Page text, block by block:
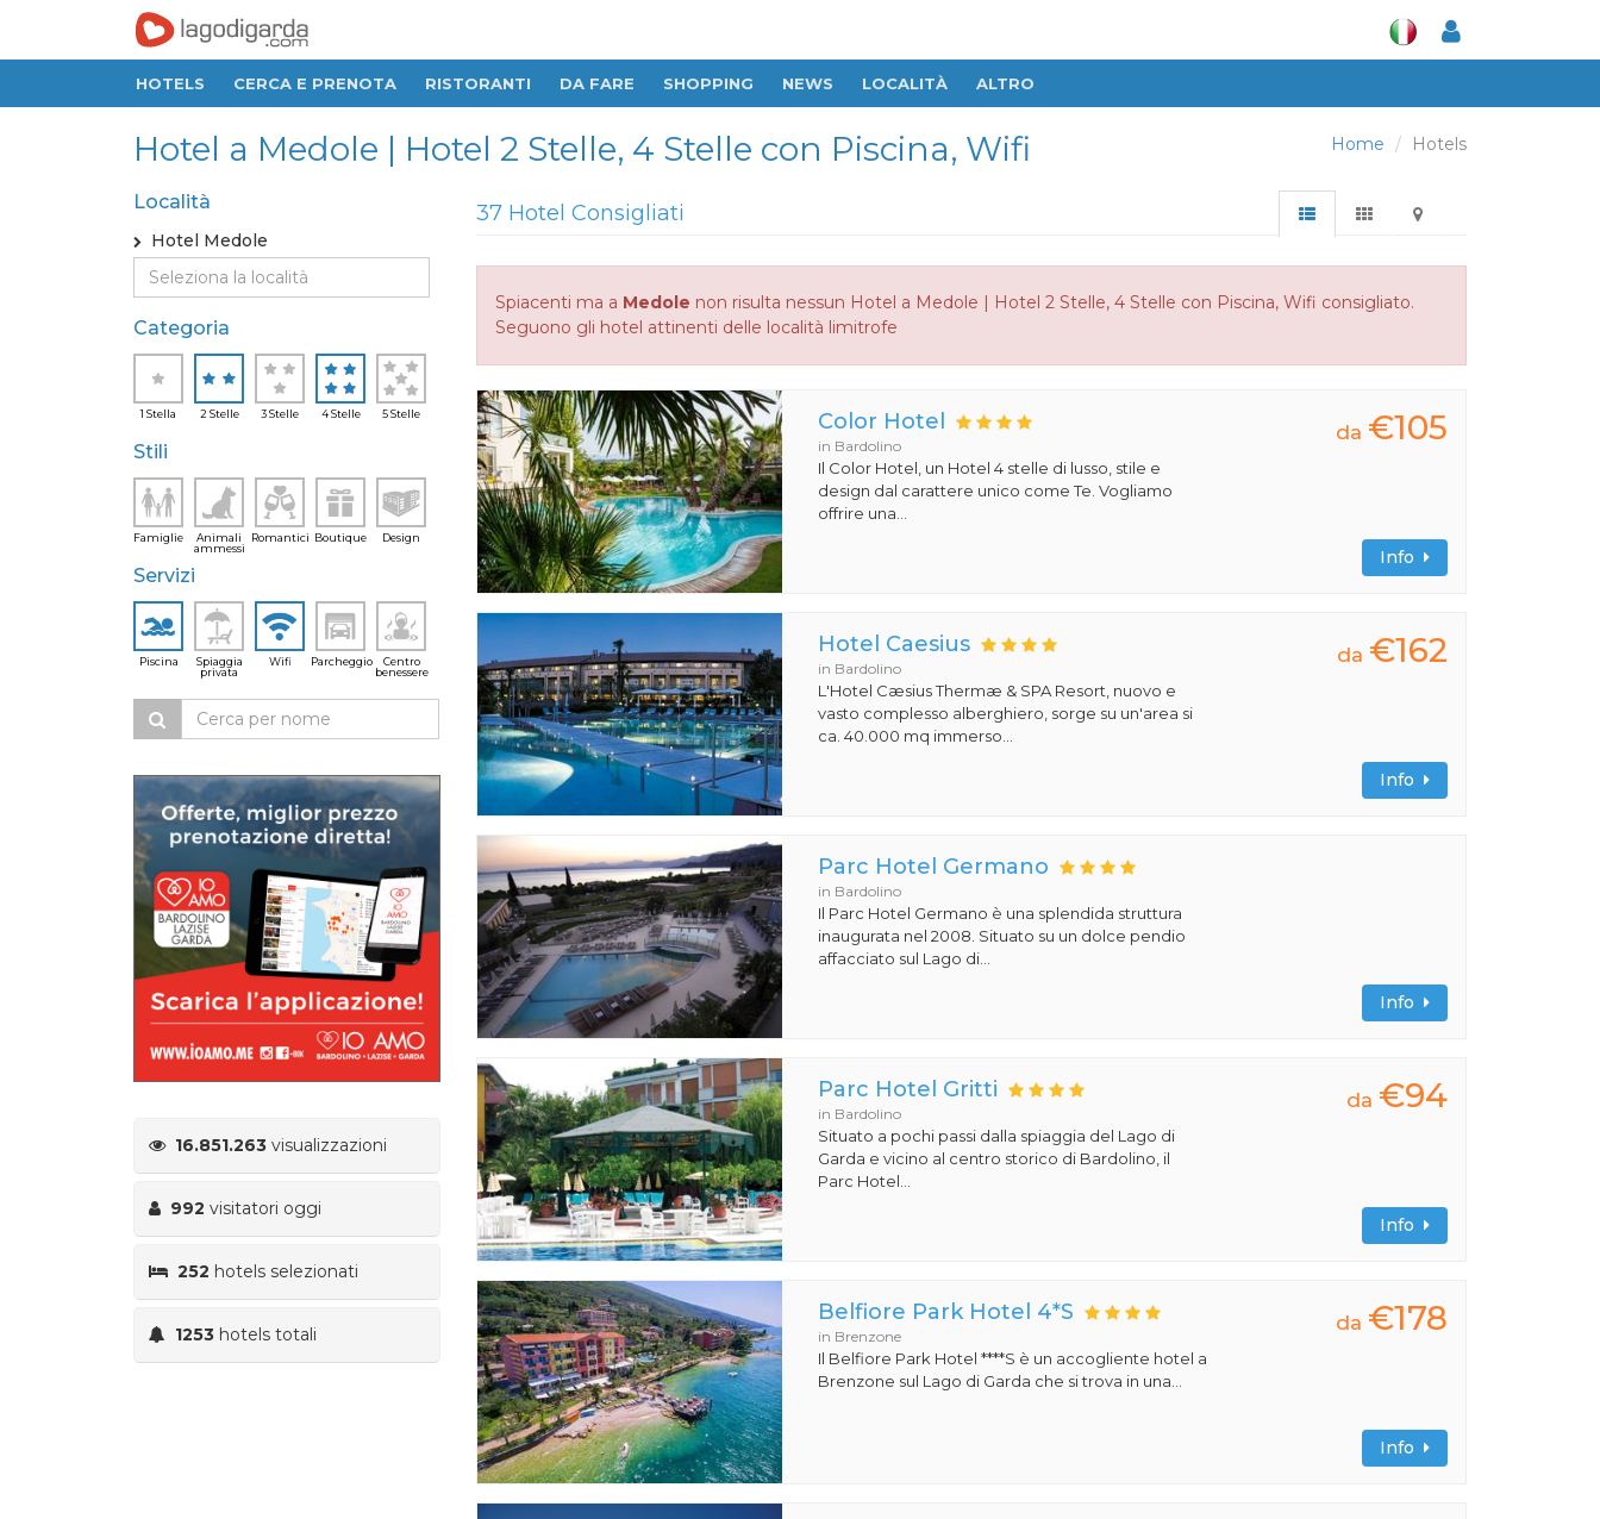
HOTELS CERCA E PRENOTA RISTORANTI DA FARE SHOPPING NEWS LOCALITÀ ALTRO
Home Hotels
Hotel a Medole | Hotel 2 Stelle, 4 Stelle con Piscina, Wifi
Località
Hotel Medole
Categoria
1 Stella 2 Stelle 3 Stelle 4 Stelle 5 Stelle
Stili
Famiglie
Animali
ammessi
Romantici Boutique Design
Servizi
Piscina
Spiaggia
privata
Wifi Parcheggio
Centro
benessere
16.851.263 visualizzazioni
992 visitatori oggi
252 hotels selezionati
1253 hotels totali
37 Hotel Consigliati
Spiacenti ma a Medole non risulta nessun Hotel a Medole | Hotel 2 Stelle, 4 Stelle con Piscina, Wifi consigliato.
Seguono gli hotel attinenti delle località limitrofe
Color Hotel
in Bardolino
Il Color Hotel, un Hotel 4 stelle di lusso, stile e
design dal carattere unico come Te. Vogliamo
offrire una...
da €105
Info
Hotel Caesius
in Bardolino
L'Hotel Cæsius Thermæ & SPA Resort, nuovo e
vasto complesso alberghiero, sorge su un'area si
ca. 40.000 mq immerso...
da €162
Info
Parc Hotel Germano
in Bardolino
Il Parc Hotel Germano è una splendida struttura
inaugurata nel 2008. Situato su un dolce pendio
affacciato sul Lago di...
Info
Parc Hotel Gritti
in Bardolino
Situato a pochi passi dalla spiaggia del Lago di
Garda e vicino al centro storico di Bardolino, il
Parc Hotel...
da €94
Info
Belfiore Park Hotel 4*S
in Brenzone
Il Belfiore Park Hotel ****S è un accogliente hotel a
Brenzone sul Lago di Garda che si trova in una...
da €178
Info